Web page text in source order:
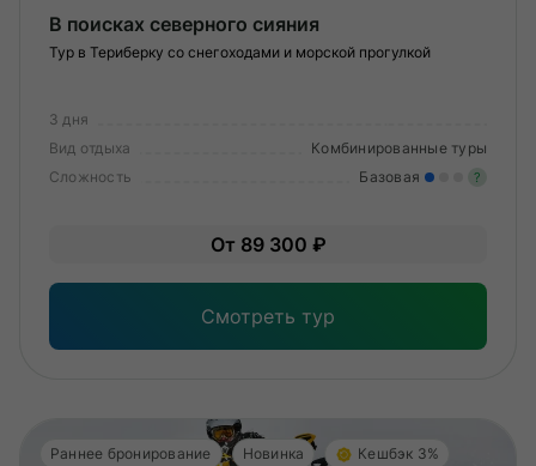
В поисках северного сияния
Тур в Териберку со снегоходами и морской прогулкой
3 дня
Вид отдыха
Комбинированные туры
Сложность
Базовая ?
От 89 300 ₽
Смотреть тур
Раннее бронирование Новинка Кешбэк 3%